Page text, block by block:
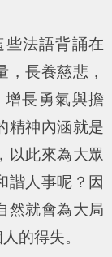
法語背誦在
長養慈悲，
長勇氣與擔
精神內涵就是
以此來為大眾
諧人事呢？因
然就會為大局
的得失。